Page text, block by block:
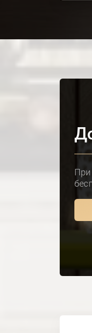
При